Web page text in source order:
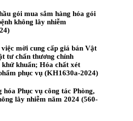
gói mua sắm hàng hóa gói
không lây nhiễm
mời cung cấp giá bán Vật
tư chấn thương chỉnh
khuẩn; Hóa chất xét
phục vụ (KH1630a-2024)
hóa Phục vụ công tác Phòng,
lây nhiễm năm 2024 (560-